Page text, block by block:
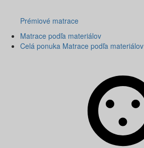
Prémiové matrace
Matrace podľa materiálov
Celá ponuka Matrace podľa materiálov